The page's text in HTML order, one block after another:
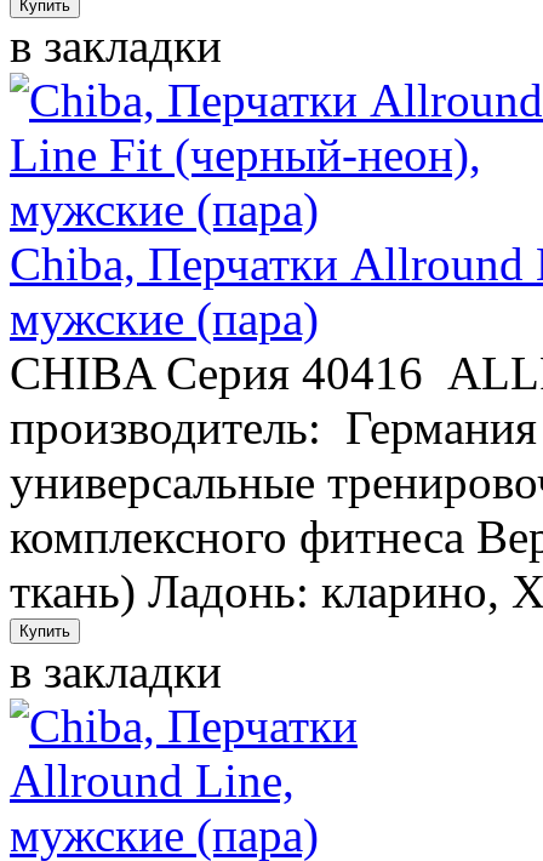
в закладки
Chiba, Перчатки
мужские (пара)
CHIBA Серия 40416
производитель:
универсальные
комплексного фитнеса
ткань) Ладонь: кларино,
в закладки